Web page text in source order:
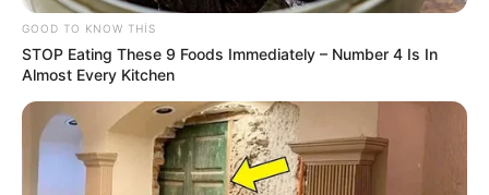
10:48 / 06 Avqust 2026 CƏMİYYƏT
Ekoloqdan ekoloji bərpa ilə bağlı
MÜHÜM AÇIQLAMA: Hansı hallarda
müdaxilə qaçılmazdır?
0
GOOD TO KNOW THIS
STOP Eating These 9 Foods Immediately – Number 4 Is In
Almost Every Kitchen